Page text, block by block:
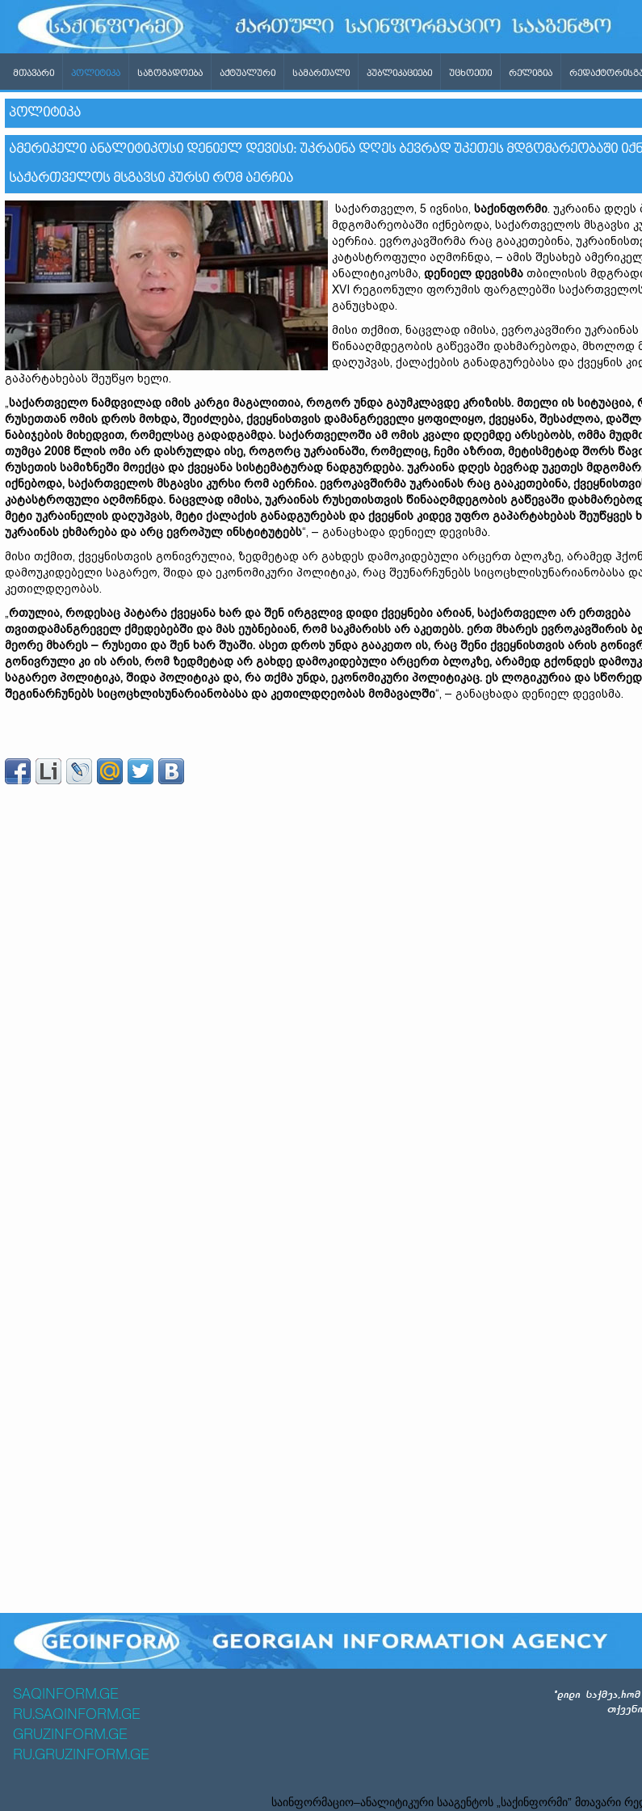
ᲛᲗᲐᲕᲐᲠᲘ ᲞᲝᲚᲘᲢᲘᲙᲐ ᲡᲐᲖᲝᲒᲐᲓᲝᲔᲑᲐ ᲐᲥᲢᲣᲐᲚᲣᲠᲘ ᲡᲐᲛᲐᲠᲗᲐᲚᲘ ᲞᲣᲑᲚᲘᲙᲐᲪᲘᲔᲑᲘ ᲣᲪᲮᲝᲔᲗᲘ ᲠᲔᲚᲘᲒᲘᲐ
ᲞᲝᲚᲘᲢᲘᲙᲐ
ᲐᲛᲔᲠᲘᲙᲔᲚᲘ ᲐᲜᲐᲚᲘᲢᲘᲙᲝᲡᲘ ᲓᲔᲜᲘᲔᲚ ᲓᲔᲕᲘᲡᲘ: ᲣᲙᲠᲐᲘᲜᲐ ᲓᲦᲔᲡ ᲑᲔᲕᲠᲐᲓ ᲣᲙᲔᲗᲔᲡ ᲛᲓᲒᲝᲛᲐᲠᲔᲝᲑᲐᲨᲘ
ᲡᲐᲥᲐᲠᲗᲕᲔᲚᲝᲡ ᲛᲡᲒᲐᲕᲡᲘ ᲙᲣᲠᲡᲘ ᲠᲝᲛ ᲐᲔᲠᲩᲘᲐ
საქართველო, 5 ივნისი, საქინფორმი. უკრაინა დღეს
მდგომარეობაში იქნებოდა, საქართველოს მსგავსი
აერჩია. ევროკავშირმა რაც გააკეთებინა,
კატასტროფული აღმოჩნდა, – ამის შესახებ
ანალიტიკოსმა, დენიელ დევისმა თბილისის
XVI რეგიონული ფორუმის ფარგლებში
განუცხადა.
მისი თქმით, ნაცვლად იმისა, ევროკავშირი
წინააღმდეგობის გაწევაში დახმარებოდა, მხოლოდ
დაღუპვას, ქალაქების განადგურებასა და ქვეყნის
გაპარტახებას შეუწყო ხელი.
„საქართველო ნამდვილად იმის კარგი მაგალითია, როგორ უნდა გაუმკლავდე კრიზისს. მთელი ის სიტუაცია,
რუსეთთან ომის დროს მოხდა, შეიძლება, ქვეყნისთვის დამანგრეველი ყოფილიყო, ქვეყანა, შესაძლოა,
ნაბიჯების მიხედვით, რომელსაც გადადგამდა. საქართველოში ამ ომის კვალი დღემდე არსებობს, ომმა
თუმცა 2008 წლის ომი არ დასრულდა ისე, როგორც უკრაინაში, რომელიც, ჩემი აზრით, მეტისმეტად შორს
რუსეთის სამიზნეში მოექცა და ქვეყანა სისტემატურად ნადგურდება. უკრაინა დღეს ბევრად უკეთეს
იქნებოდა, საქართველოს მსგავსი კურსი რომ აერჩია. ევროკავშირმა უკრაინას რაც გააკეთებინა,
კატასტროფული აღმოჩნდა. ნაცვლად იმისა, უკრაინას რუსეთისთვის წინააღმდეგობის გაწევაში
მეტი უკრაინელის დაღუპვას, მეტი ქალაქის განადგურებას და ქვეყნის კიდევ უფრო გაპარტახებას შეუწყვეს
უკრაინას ეხმარება და არც ევროპულ ინსტიტუტებს“, – განაცხადა დენიელ დევისმა.
მისი თქმით, ქვეყნისთვის გონივრულია, ზედმეტად არ გახდეს დამოკიდებული არცერთ ბლოკზე, არამედ
დამოუკიდებელი საგარეო, შიდა და ეკონომიკური პოლიტიკა, რაც შეუნარჩუნებს სიცოცხლისუნარიანობასა
კეთილდღეობას.
„რთულია, როდესაც პატარა ქვეყანა ხარ და შენ ირგვლივ დიდი ქვეყნები არიან, საქართველო არ ერთვება
თვითდამანგრეველ ქმედებებში და მას ეუბნებიან, რომ საკმარისს არ აკეთებს. ერთ მხარეს ევროკავშირის
მეორე მხარეს – რუსეთი და შენ ხარ შუაში. ასეთ დროს უნდა გააკეთო ის, რაც შენი ქვეყნისთვის არის
გონივრული კი ის არის, რომ ზედმეტად არ გახდე დამოკიდებული არცერთ ბლოკზე, არამედ გქონდეს
საგარეო პოლიტიკა, შიდა პოლიტიკა და, რა თქმა უნდა, ეკონომიკური პოლიტიკაც. ეს ლოგიკურია და
შეგინარჩუნებს სიცოცხლისუნარიანობასა და კეთილდღეობას მომავალში“, – განაცხადა დენიელ დევისმა.
SAQINFORM.GE
RU.SAQINFORM.GE
GRUZINFORM.GE
RU.GRUZINFORM.GE
საინფორმაციო–ანალიტიკური სააგენტოს „საქინფორმი” მთავარი